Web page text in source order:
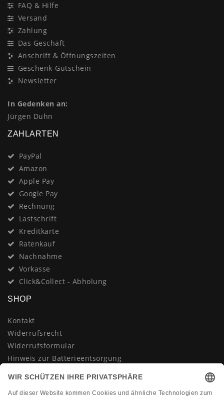
FAQ & Hilfe
Versand
Zahlung
Das Geschäft
Anschrift & Öffnungszeiten
Geschenk-Gutschein
Newsletter
In Gedenken an:
Jürgen Duhn
ZAHLARTEN
PayPal
Amazon
Apple Pay
Google Pay
Rechnung
Lastschrift
Kreditkarte
Ratenkauf
Nachnahme
Vorkasse
Click&Collect - Abholung
SHOP
Kontakt
Widerrufsrecht
Widerrufsformular
Hinweis zur Batterieentsorgung
Datenschutzerklärung
Impressum